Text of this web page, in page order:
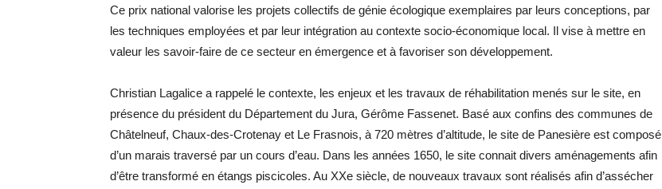
Ce prix national valorise les projets collectifs de génie écologique exemplaires par leurs conceptions, par
les techniques employées et par leur intégration au contexte socio-économique local. Il vise à mettre en
valeur les savoir-faire de ce secteur en émergence et à favoriser son développement.
Christian Lagalice a rappelé le contexte, les enjeux et les travaux de réhabilitation menés sur le site, en
présence du président du Département du Jura, Gérôme Fassenet. Basé aux confins des communes de
Châtelneuf, Chaux-des-Crotenay et Le Frasnois, à 720 mètres d’altitude, le site de Panesière est composé
d’un marais traversé par un cours d’eau. Dans les années 1650, le site connait divers aménagements afin
d’être transformé en étangs piscicoles. Au XXe siècle, de nouveaux travaux sont réalisés afin d’assécher